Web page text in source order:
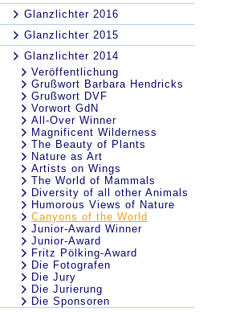
Glanzlichter 2016
Glanzlichter 2015
Glanzlichter 2014
Veröffentlichung
Grußwort Barbara Hendricks
Grußwort DVF
Vorwort GdN
All-Over Winner
Magnificent Wilderness
The Beauty of Plants
Nature as Art
Artists on Wings
The World of Mammals
Diversity of all other Animals
Humorous Views of Nature
Canyons of the World
Junior-Award Winner
Junior-Award
Fritz Pölking-Award
Die Fotografen
Die Jury
Die Jurierung
Die Sponsoren